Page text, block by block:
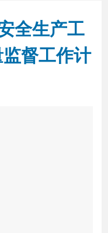
解读回应
全生产工
督工作计